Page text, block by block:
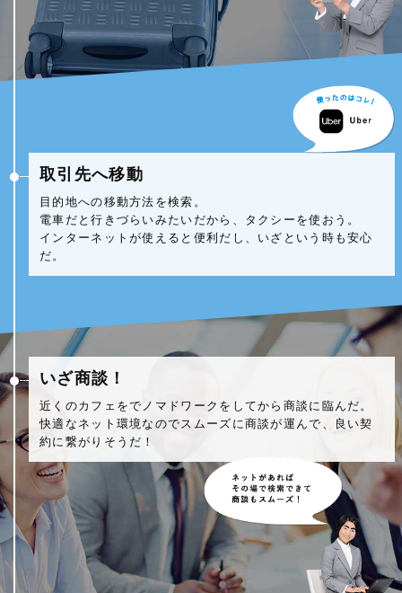
取引先へ移動
目的地への移動方法を検索。
電車だと行きづらいみたいだから、タクシーを使おう。
インターネットが使えると便利だし、いざという時も安心
だ。
いざ商談！
近くのカフェをでノマドワークをしてから商談に臨んだ。
快適なネット環境なのでスムーズに商談が運んで、良い契
約に繋がりそうだ！